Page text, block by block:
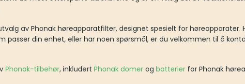
av Phonak høreapparatfilter, designet spesielt for høreapparater.
passer din enhet, eller har noen spørsmål, er du velkommen til å
Phonak-tilbehør, inkludert Phonak domer og batterier for Phonak